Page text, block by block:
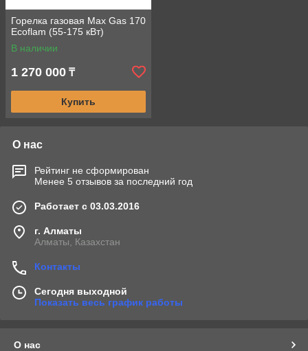
Горелка газовая Max Gas 170
Ecoflam (55-175 кВт)
В наличии
1 270 000 ₸
Купить
О нас
Рейтинг не сформирован
Менее 5 отзывов за последний год
Работает с 03.03.2016
г. Алматы
Алматы, Казахстан
Контакты
Сегодня выходной
Показать весь график работы
О нас